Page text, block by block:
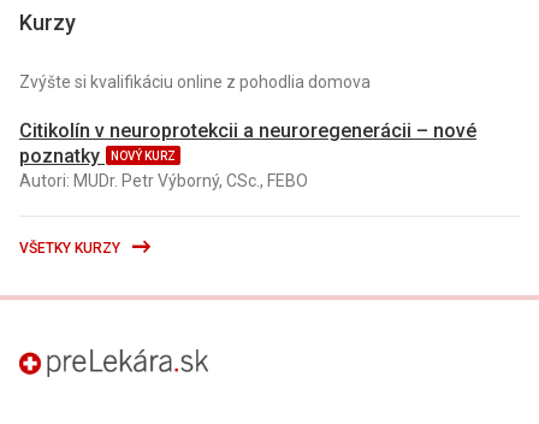
Kurzy
Zvýšte si kvalifikáciu online z pohodlia domova
Citikolín v neuroprotekcii a neuroregenerácii – nové
poznatky
NOVÝ KURZ
Autori: MUDr. Petr Výborný, CSc., FEBO
VŠETKY KURZY
preLekára.sk